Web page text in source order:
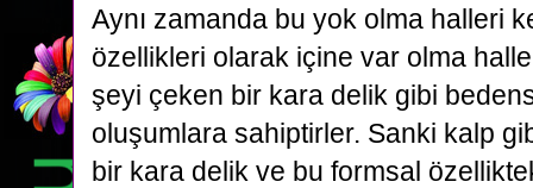
Aynı zamanda bu yok olma halleri
özellikleri olarak içine var olma
şeyi çeken bir kara delik gibi
oluşumlara sahiptirler. Sanki kalp
bir kara delik ve bu formsal